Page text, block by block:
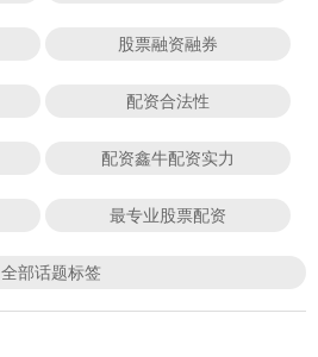
股票融资融券
配资合法性
配资鑫牛配资实力
最专业股票配资
全部话题标签